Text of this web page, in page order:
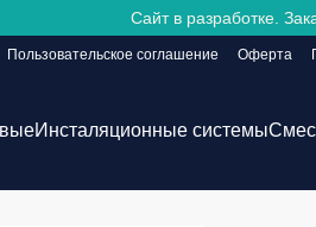
Сайт в разработке.
Пользовательское соглашение Оферта
Инсталяционные системы